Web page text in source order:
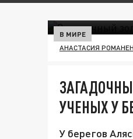
В МИРЕ
АНАСТАСИЯ
УЧЕНЫХ У
У берегов